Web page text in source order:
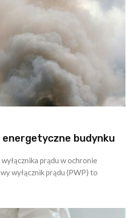
budynku
prądu w ochronie
wyłącznik prądu (PWP) to